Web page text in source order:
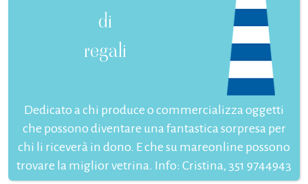
di
regali
Dedicato a chi produce o commercializza oggetti
che possono diventare una fantastica sorpresa per
chi li riceverà in dono. E che su mareonline possono
trovare la miglior vetrina. Info: Cristina, 351 9744943